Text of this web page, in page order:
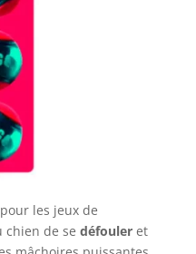
les jeux de
de se défouleret